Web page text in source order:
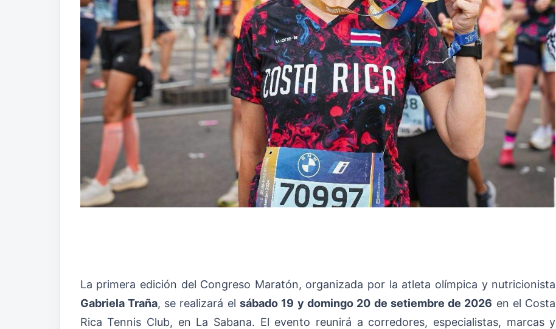
La primera edición del Congreso Maratón, organizada por la atleta olímpica y nutricionista
Gabriela Traña, se realizará elsábado 19 y domingo 20 de setiembre de 2026 en el Costa
Rica Tennis Club, en La Sabana. El evento reunirá a corredores, especialistas, marcas y